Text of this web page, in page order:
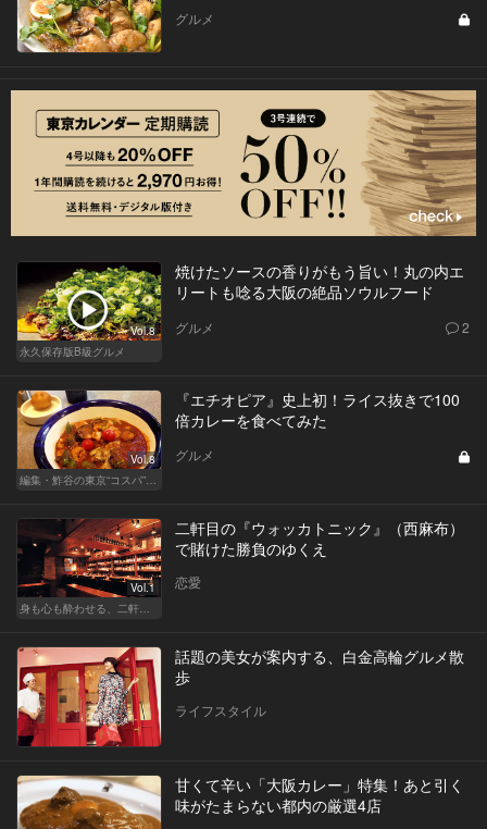
グルメ
Vol.8
永久保存版B級グルメ
焼けたソースの香りがもう旨い！丸の内エ
リートも唸る大阪の絶品ソウルフード
グルメ 2
Vol.8
編集・鮓谷の東京“コスパ”カレンダー
『エチオピア』史上初！ライス抜きで100
倍カレーを食べてみた
グルメ
Vol.1
身も心も酔わせる、二軒目の切り札
二軒目の『ウォッカトニック』（西麻布）
で賭けた勝負のゆくえ
恋愛
話題の美女が案内する、白金高輪グルメ散
歩
ライフスタイル
甘くて辛い「大阪カレー」特集！あと引く
味がたまらない都内の厳選4店